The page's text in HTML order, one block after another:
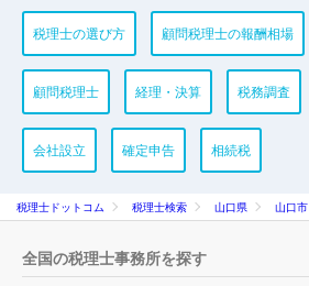
税理士の選び方 顧問税理士の報酬相場
顧問税理士 経理・決算 税務調査
会社設立 確定申告 相続税
税理士ドットコム 税理士検索 山口県 山口市
全国の税理士事務所を探す